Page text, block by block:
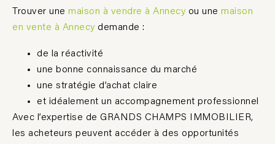
Trouver une maison à vendre à Annecy ou une maison
en vente à Annecy demande :
de la réactivité
une bonne connaissance du marché
une stratégie d’achat claire
et idéalement un accompagnement professionnel
Avec l’expertise de GRANDS CHAMPS IMMOBILIER,
les acheteurs peuvent accéder à des opportunités